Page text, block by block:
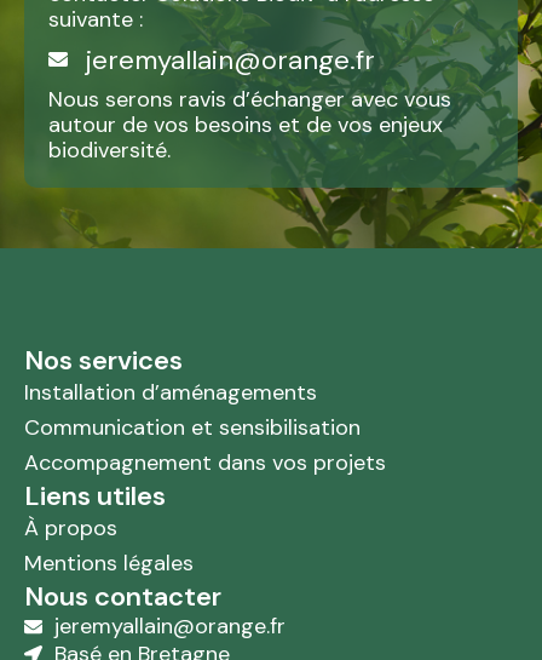
suivante :
jeremyallain@orange.fr
Nous serons ravis d’échanger avec vous
autour de vos besoins et de vos enjeux
biodiversité.
Nos services
Installation d’aménagements
Communication et sensibilisation
Accompagnement dans vos projets
Liens utiles
À propos
Mentions légales
Nous contacter
jeremyallain@orange.fr
Basé en Bretagne